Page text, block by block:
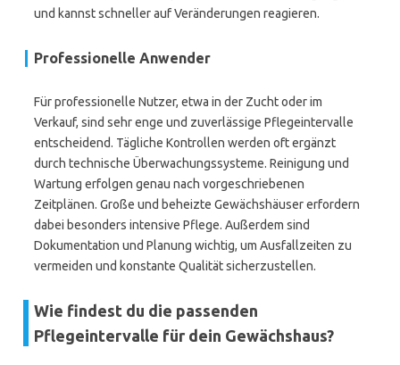
und kannst schneller auf Veränderungen reagieren.
Professionelle Anwender
Für professionelle Nutzer, etwa in der Zucht oder im
Verkauf, sind sehr enge und zuverlässige Pflegeintervalle
entscheidend. Tägliche Kontrollen werden oft ergänzt
durch technische Überwachungssysteme. Reinigung und
Wartung erfolgen genau nach vorgeschriebenen
Zeitplänen. Große und beheizte Gewächshäuser erfordern
dabei besonders intensive Pflege. Außerdem sind
Dokumentation und Planung wichtig, um Ausfallzeiten zu
vermeiden und konstante Qualität sicherzustellen.
Wie findest du die passenden
Pflegeintervalle für dein Gewächshaus?